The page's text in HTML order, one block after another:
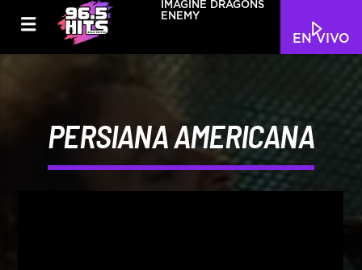
EN VIVO
IMAGINE DRAGONS
ENEMY
PERSIANA AMERICANA